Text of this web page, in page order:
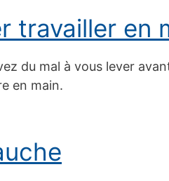
travailler en
du mal à vous lever
en main.